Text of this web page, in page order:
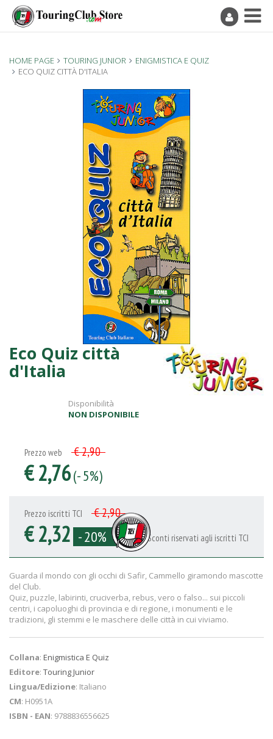
HOME PAGE TOURING JUNIOR
ENIGMISTICA E QUIZ
ECO QUIZ CITTÀ D'ITALIA
Eco Quiz città
d'Italia
Disponibilità
NON DISPONIBILE
Prezzo web € 2,90
€ 2,76(- 5%)
Prezzo iscritti TCI € 2,90
€ 2,32 - 20% Sconti riservati agli iscritti TCI
Guarda il mondo con gli occhi di Safir, Cammello giramondo mascotte
del Club.
Quiz, puzzle, labirinti, cruciverba, rebus, vero o falso... sui piccoli
centri, i capoluoghi di provincia e di regione, i monumenti e le
tradizioni, gli stemmi e le maschere delle città in cui viviamo.
Collana: Enigmistica E Quiz
Editore: Touring Junior
Lingua/Edizione: Italiano
CM: H0951A
ISBN - EAN: 9788836556625